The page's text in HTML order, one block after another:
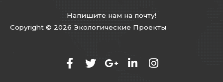
Напишите нам на почту!
Copyright © 2026 Экологические Проекты